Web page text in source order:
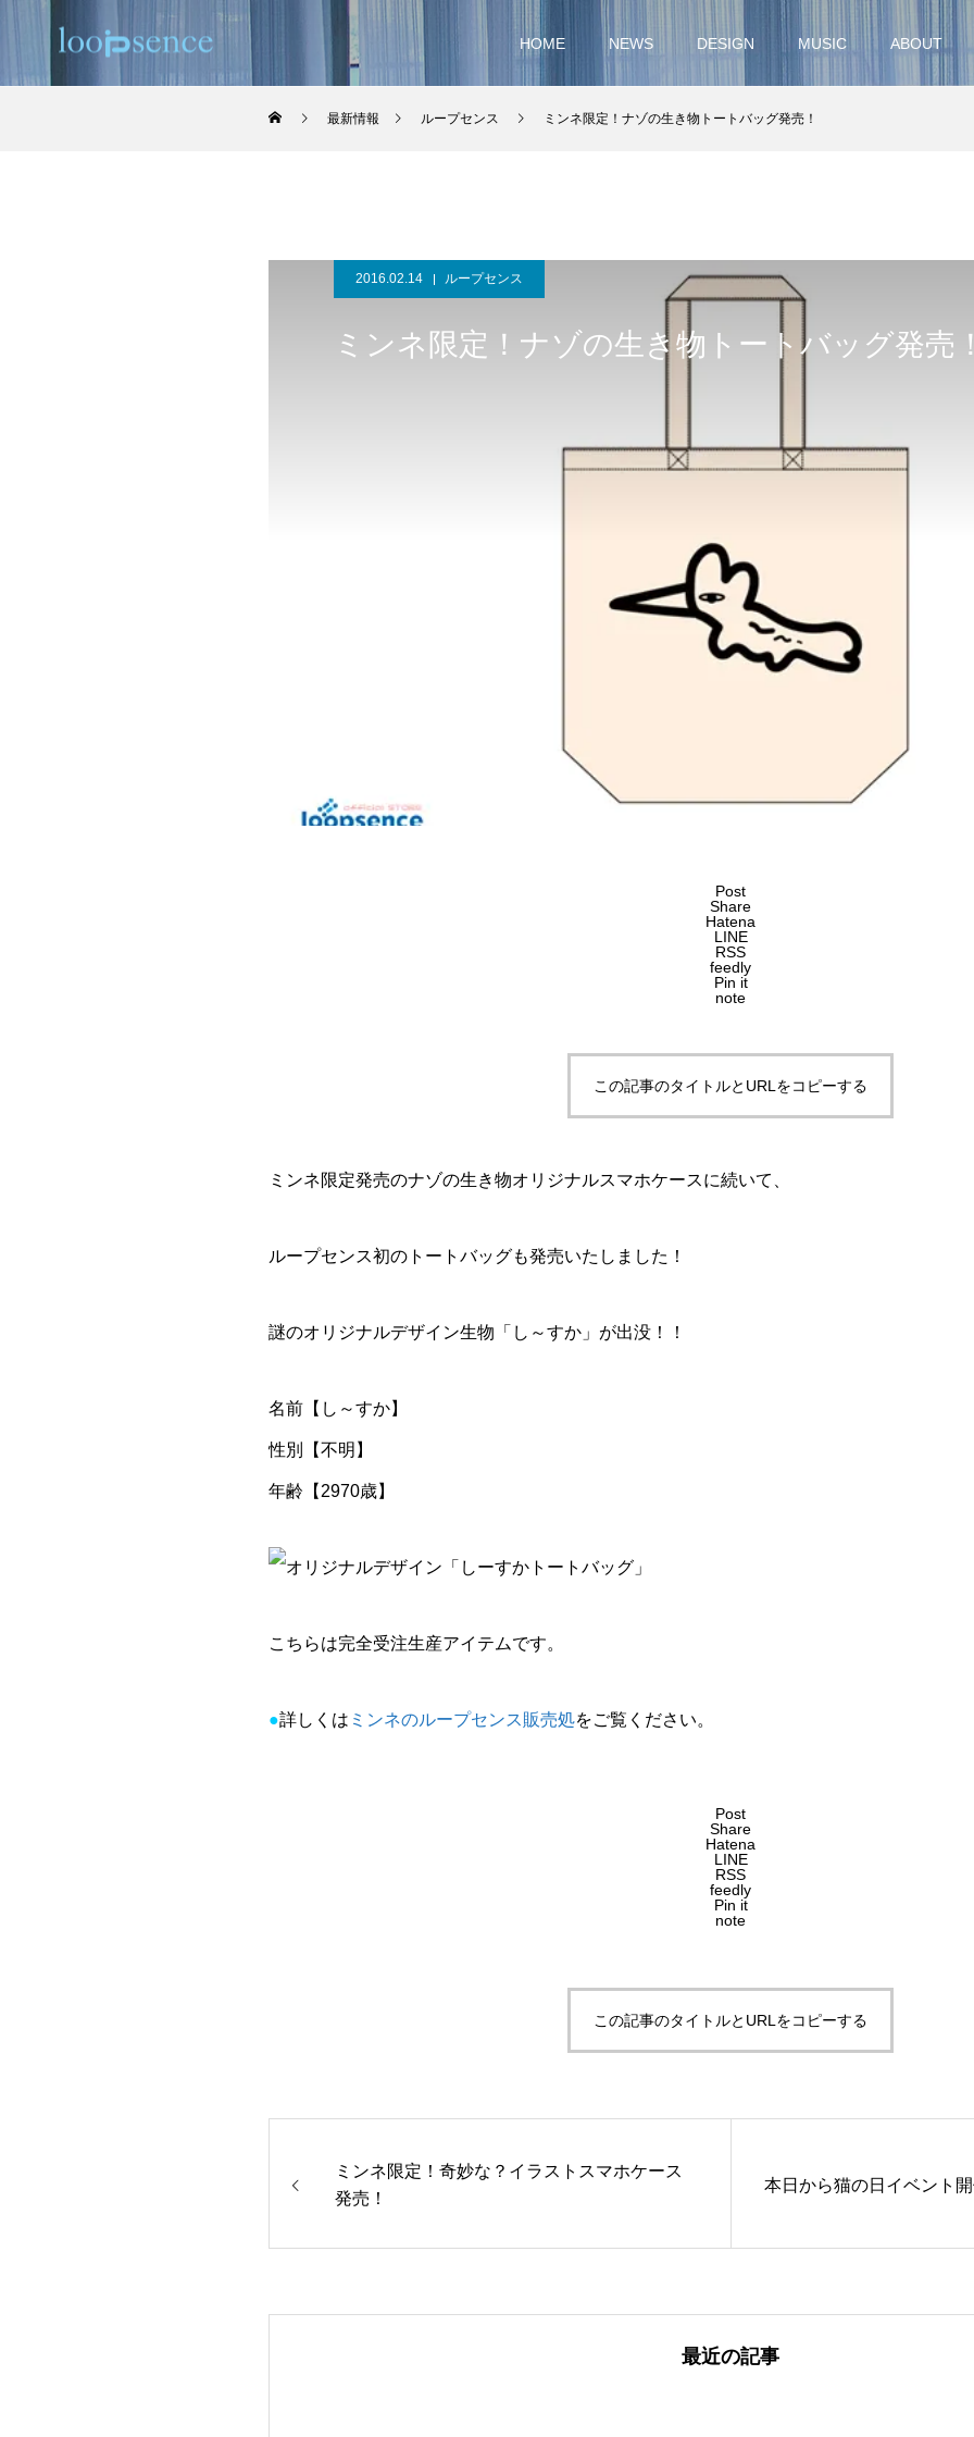
HOME NEWS DESIGN MUSIC ABOUT
最新情報 ループセンス ミンネ限定！ナゾの生き物トートバッグ発売！
2016.02.14 ループセンス
ミンネ限定！ナゾの生き物トートバッグ発売
Post
Share
Hatena
LINE
RSS
feedly
Pin it
note
この記事のタイトルとURLをコピーする
ミンネ限定発売のナゾの生き物オリジナルスマホケースに続いて、
ループセンス初のトートバッグも発売いたしました！
謎のオリジナルデザイン生物「し～すか」が出没！！
名前【し～すか】
性別【不明】
年齢【2970歳】
こちらは完全受注生産アイテムです。
●詳しくは ミンネのループセンス販売処をご覧ください。
Post
Share
Hatena
LINE
RSS
feedly
Pin it
note
この記事のタイトルとURLをコピーする
ミンネ限定！奇妙な？イラストスマホケース
発売！
本日から猫の日イベント
最近の記事